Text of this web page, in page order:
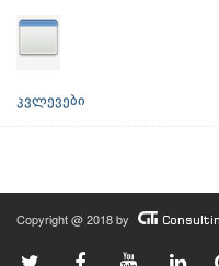
კვლევები
Copyright @ 2018 by